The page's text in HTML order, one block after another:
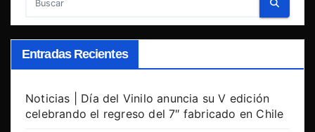
Entradas Recientes
Noticias | Día del Vinilo anuncia su V edición
celebrando el regreso del 7″ fabricado en Chile